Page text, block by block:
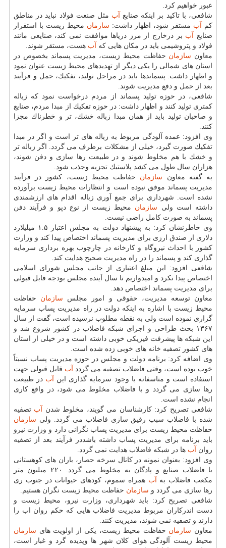
عبور خواهیم كرد.
شافعی، با تاكید بر اینكه صنایع
آب مثل صنعت فولاد نباید در مناطق
كم
آب مستقر شود، اظهار داشت: سازمان محیط زیست با استقرار
صنایع
آب بر درخارج از مرز دریاها موافقت نمی كند، صنایعی مانند
فولاد و پتروشیمی باید در مكان هایی كه
آب هست، مستقر شوند.
معاون سازمان حفاظت محیط زیست، مدیریت پسماند بخصوص در
استان های شمالی را یكی دیگر از تهدیدهای محیط زیست عنوان نمود
و اظهار داشت: پسماندها باید در مراحل تولید، تفكیك، حمل و فرآیند
بعد از حمل و دفع مدیریت شوند.
شافعی، در حوزه تولید پسماند از مردم درخواست نمود كه زباله
كمتری تولید كنند و اظهار داشت: در حوزه تفكیك از مبدا مردم، صنایع
و صاحبان تولید باید از همان مبدا زباله خشك، تر و خطرناك مجزا
كنند.
وی افزود: عمده آلودگی مربوط به زباله های تر است و اگر در مبدا
تفكیك صورت گیرد، خیلی از مشكلات برطرف می گردد. اگر زباله تر
و خشك با هم مخلوط شوند و در طبیعت رها سازی و دفن شوند،
هزاران سال طول می كشد پلاستیك تجزیه وجذب شود.
به گفته معاون سازمان حفاظت محیط زیست، كشور در فرآیند
مدیریت پسماند موفق نبوده است و انتظارات محیط زیست برآورده
نشده است. شهرداری برای جمع آوری زباله اقدام های ارزشمندی
داشته است ولی سازمان محیط زیست از نوع دپو و فرآیند دفن
پسماند به صورت كامل راضی نیست.
وی خاطرنشان كرد: به پیشنهاد دولت به مجلس اعتبار ۱.۵ میلیلارد
دلاری از صندق ارزی برای مدیریت پسماند اختصاص پیدا كند و وزارت
كشور با احداث نیروگاه و كارخانه در چارچوب بهره برداری سرمایه
گذاری كند و پسماند را در راه مدیریت صحیح هدایت كند.
شافعی افزود: این مبلغ اعتباری از جانب مجلس شورای اسلامی
اختصاص پیدا نكرد و امیدواریم تا سال آینده مجلس بودجه قابل قبولی
برای مدیریت پسماند اختصاص دهد.
معاون توسعه مدیریت، حقوقی و امور مجلس سازمان حفاظت
محیط زیست با اشاره به اینكه دولت در راه مدیریت پساب سرمایه
گزاری نموده است ولی به نقطه مطلوب نرسیده است، گفت از سال
۱۳۶۷ بحث طراحی و اجرای شبكه فاضلاب در كشور شروع شد و
این شبكه ها پیشرفت فیزیكی خوبی داشته است و در خیلی از استان
های كشور تصفیه خانه های خوبی زده شده است.
وی اضافه كرد: برنامه دولت و مجلس در حوزه مدیریت پساب نسبتاً
خوب بوده است، وقتی فاضلاب تصفیه می گردد آب قابل قبولی جهت
استفاده است و متاسفانه با وجود سرمایه گذاری این
آب در طبیعت
رها سازی می گردد و با فاضلاب مخلوط می شود، در واقع كاری
انجام نشده است.
شافعی تصریح كرد: كارشناسان می گویند، مخلوط شدن
آب تصفیه
شده با فاضلاب سبب رقیق سازی فاضلاب می گردد. ولی سازمان
حفاظت محیط زیست برای مدیریت پساب نگرانی دارد و وزارت نیرو
باید برنامه برای مدیریت پساب داشته باشددر فرآیند بعد از تصفیه
روان
آب ها در شبكه فاضلاب هدایت نمی گردد.
وی افزود: بعنوان نمونه در كانال سرخه حصار، باران های كوهستانی
با فاضلاب صنایع و پادگان به مخلوط می گردد. ۲۲۰ میلیون متر
مكعب فاضلاب به
آب همراه سموم، كودهای حیوانات در جنوب ری
رها سازی می گردد و سازمان حفاظت محیط زیست نگران هستیم.
شافعی تصریح كرد: باید شهرداری، وزارت نیرو، محیط زیست و
دست اندركاران مربوط مدیریت فاضلاب هایی كه حكم روان اب را
دارند و تصفیه نمی شوند، مدیریت كنند.
معاون سازمان حفاظت محیط زیست، یكی از اولویت های سازمان
محیط زیست آلودگی هوای كلان شهر ها وپدیده گرد و غبار است،